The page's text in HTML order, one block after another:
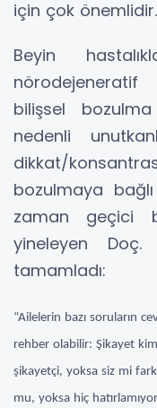
için çok
Beyin
bilişsel
nedenli
dikkat/
bozulmaya
zaman geçici
yineleyen
tamamladı:
“Ailelerin bazı soruların
rehber olabilir: Şikayet
şikayetçi, yoksa siz mi fark
mu, yoksa hiç